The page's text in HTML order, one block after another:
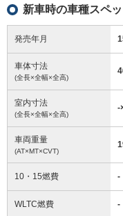
新車時の車種スペ
発売年月
車体寸法
(全長×全幅×全高)
室内寸法
(全長×全幅×全高)
-
車両重量
(AT×MT×CVT)
10・15燃費 -
WLTC燃費 -